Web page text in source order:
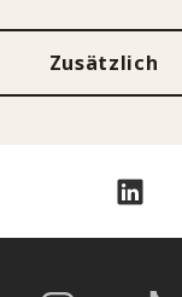
Zusätzlich